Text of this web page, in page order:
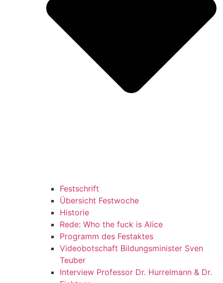
Festschrift
Übersicht Festwoche
Historie
Rede: Who the fuck is Alice
Programm des Festaktes
Videobotschaft Bildungsminister Sven
Teuber
Interview Professor Dr. Hurrelmann & Dr.